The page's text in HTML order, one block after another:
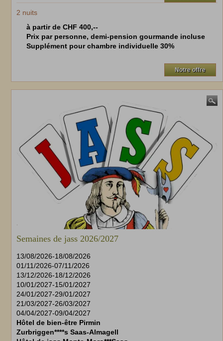
2 nuits
à partir de CHF 400,--
Prix par personne, demi-pension gourmande incluse
Supplément pour chambre individuelle 30%
Notre offre
Semaines de jass 2026/2027
13/08/2026-18/08/2026
01/11/2026-07/11/2026
13/12/2026-18/12/2026
10/01/2027-15/01/2027
24/01/2027-29/01/2027
21/03/2027-26/03/2027
04/04/2027-09/04/2027
Hôtel de bien-être Pirmin
Zurbriggen****s Saas-Almagell